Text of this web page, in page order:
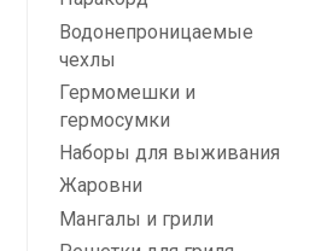
Водонепроницаемые
чехлы
Гермомешки и
гермосумки
Наборы для выживания
Жаровни
Мангалы и грили